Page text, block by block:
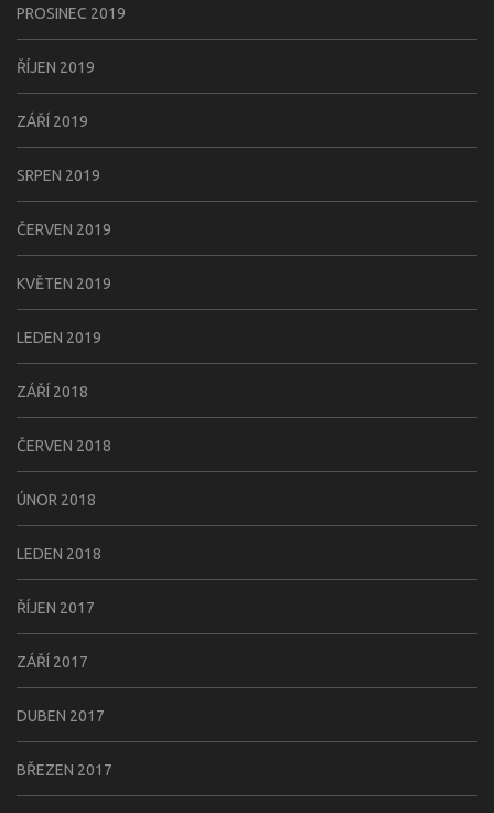
PROSINEC 2019
ŘÍJEN 2019
ZÁŘÍ 2019
SRPEN 2019
ČERVEN 2019
KVĚTEN 2019
LEDEN 2019
ZÁŘÍ 2018
ČERVEN 2018
ÚNOR 2018
LEDEN 2018
ŘÍJEN 2017
ZÁŘÍ 2017
DUBEN 2017
BŘEZEN 2017